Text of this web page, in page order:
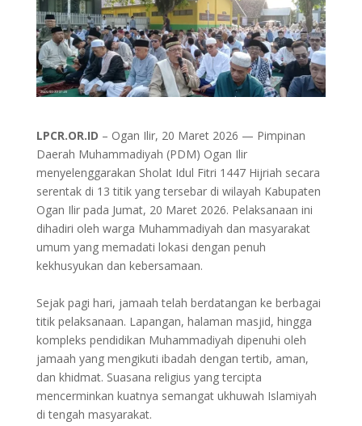
LPCR.OR.ID – Ogan Ilir, 20 Maret 2026 — Pimpinan
Daerah Muhammadiyah (PDM) Ogan Ilir
menyelenggarakan Sholat Idul Fitri 1447 Hijriah secara
serentak di 13 titik yang tersebar di wilayah Kabupaten
Ogan Ilir pada Jumat, 20 Maret 2026. Pelaksanaan ini
dihadiri oleh warga Muhammadiyah dan masyarakat
umum yang memadati lokasi dengan penuh
kekhusyukan dan kebersamaan.
Sejak pagi hari, jamaah telah berdatangan ke berbagai
titik pelaksanaan. Lapangan, halaman masjid, hingga
kompleks pendidikan Muhammadiyah dipenuhi oleh
jamaah yang mengikuti ibadah dengan tertib, aman,
dan khidmat. Suasana religius yang tercipta
mencerminkan kuatnya semangat ukhuwah Islamiyah
di tengah masyarakat.